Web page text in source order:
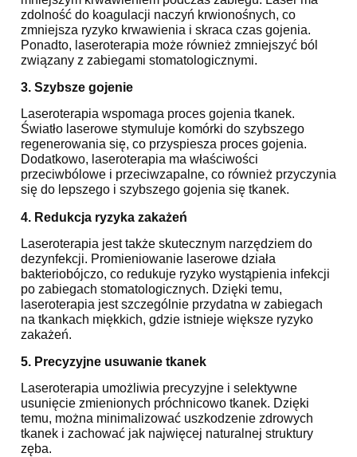
zdolność do koagulacji naczyń krwionośnych, co
zmniejsza ryzyko krwawienia i skraca czas gojenia.
Ponadto, laseroterapia może również zmniejszyć ból
związany z zabiegami stomatologicznymi.
3. Szybsze gojenie
Laseroterapia wspomaga proces gojenia tkanek.
Światło laserowe stymuluje komórki do szybszego
regenerowania się, co przyspiesza proces gojenia.
Dodatkowo, laseroterapia ma właściwości
przeciwbólowe i przeciwzapalne, co również przyczynia
się do lepszego i szybszego gojenia się tkanek.
4. Redukcja ryzyka zakażeń
Laseroterapia jest także skutecznym narzędziem do
dezynfekcji. Promieniowanie laserowe działa
bakteriobójczo, co redukuje ryzyko wystąpienia infekcji
po zabiegach stomatologicznych. Dzięki temu,
laseroterapia jest szczególnie przydatna w zabiegach
na tkankach miękkich, gdzie istnieje większe ryzyko
zakażeń.
5. Precyzyjne usuwanie tkanek
Laseroterapia umożliwia precyzyjne i selektywne
usunięcie zmienionych próchnicowo tkanek. Dzięki
temu, można minimalizować uszkodzenie zdrowych
tkanek i zachować jak najwięcej naturalnej struktury
zęba.